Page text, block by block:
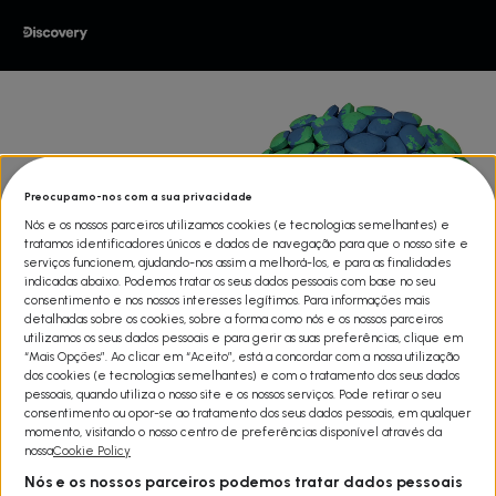
VIAGRA: O MILAGRE AZUL
Preocupamo-nos com a sua privacidade
Nós e os nossos parceiros utilizamos cookies (e tecnologias semelhantes) e
tratamos identificadores únicos e dados de navegação para que o nosso site e
serviços funcionem, ajudando-nos assim a melhorá-los, e para as finalidades
indicadas abaixo. Podemos tratar os seus dados pessoais com base no seu
consentimento e nos nossos interesses legítimos. Para informações mais
detalhadas sobre os cookies, sobre a forma como nós e os nossos parceiros
utilizamos os seus dados pessoais e para gerir as suas preferências, clique em
“Mais Opções”. Ao clicar em “Aceito”, está a concordar com a nossa utilização
dos cookies (e tecnologias semelhantes) e com o tratamento dos seus dados
pessoais, quando utiliza o nosso site e os nossos serviços. Pode retirar o seu
consentimento ou opor-se ao tratamento dos seus dados pessoais, em qualquer
momento, visitando o nosso centro de preferências disponível através da
nossaCookie Policy
Nós e os nossos parceiros podemos tratar dados pessoais